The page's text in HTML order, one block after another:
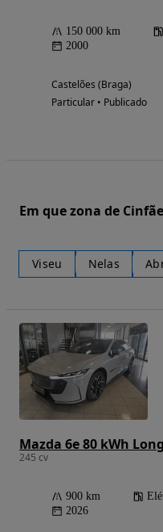
150 000 km
2000
Castelões (Braga)
Particular • Publicado
Em que zona de
Viseu Nelas
Mazda 6e 80 kWh
245 cv
900 km
2026